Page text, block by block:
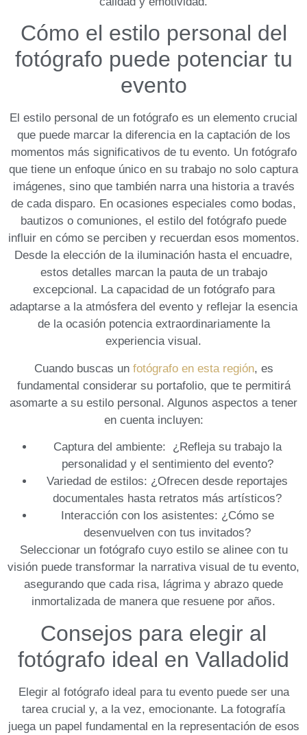
Cómo ⁣el estilo personal del
⁢fotógrafo puede‍ potenciar tu
evento
El estilo personal de un ⁢fotógrafo ⁣es un elemento⁢ crucial
que puede marcar la diferencia en la captación de los
momentos más significativos de tu evento. Un fotógrafo
que tiene un enfoque único en su trabajo no solo captura
imágenes, sino que‌ también narra una historia a través
⁤de cada disparo.⁤ En ocasiones especiales como bodas,
bautizos o comuniones, el estilo del fotógrafo puede
influir en cómo se⁢ perciben y⁤ recuerdan esos momentos.
Desde la elección de la iluminación‍ hasta el encuadre,
estos‌ detalles marcan la pauta de un trabajo
⁢excepcional. La capacidad de un fotógrafo para
adaptarse ‌a la atmósfera⁢ del evento y reflejar la esencia
de la ocasión potencia extraordinariamente la
experiencia visual.
Cuando buscas un fotógrafo en esta región, es
fundamental ‌considerar su portafolio, que te permitirá
⁤asomarte a su estilo personal. Algunos aspectos a​ tener
en cuenta incluyen:
Captura del ambiente: ⁢ ¿Refleja su trabajo la
personalidad y el sentimiento del evento?
Variedad ​de estilos: ¿Ofrecen desde reportajes
documentales hasta‌ retratos más artísticos?
Interacción con‌ los asistentes: ¿Cómo se
desenvuelven con tus invitados?
Seleccionar un fotógrafo cuyo estilo se alinee con tu
visión puede transformar la‍ narrativa visual de tu evento,
asegurando que cada risa, lágrima y abrazo quede
inmortalizada de manera que ⁢resuene por​ años.
Consejos para elegir al
fotógrafo⁤ ideal en Valladolid
Elegir al fotógrafo ideal para tu evento puede ser una
‍tarea crucial ⁣y, a⁢ la vez, emocionante. La fotografía
juega un papel fundamental en la representación de esos